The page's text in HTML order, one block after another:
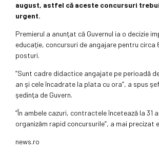
august, astfel că aceste concursuri
urgent.
Premierul a anunţat că Guvernul ia o decizie
educaţie, concursuri de angajare pentru circa
posturi.
”Sunt cadre didactice angajate pe perioadă
an şi cele încadrate la plata cu ora”, a spus
şedinţa de Guvern.
”În ambele cazuri, contractele încetează la 31
organizăm rapid concursurile”, a mai precizat
news.ro